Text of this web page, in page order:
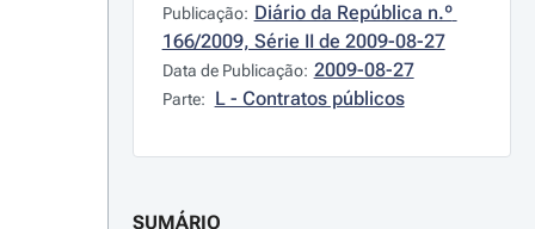
Publicação: Diário da República n.º
166/2009, Série II de 2009-08-27
Data de Publicação: 2009-08-27
Parte: L - Contratos públicos
SUMÁRIO